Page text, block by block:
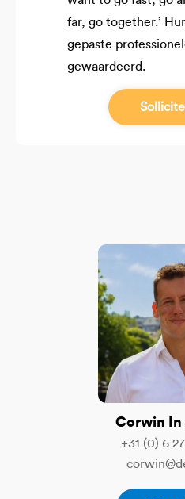
far, go together.’
gepaste
gewaardeerd.
Corwin In
+31 (0) 6